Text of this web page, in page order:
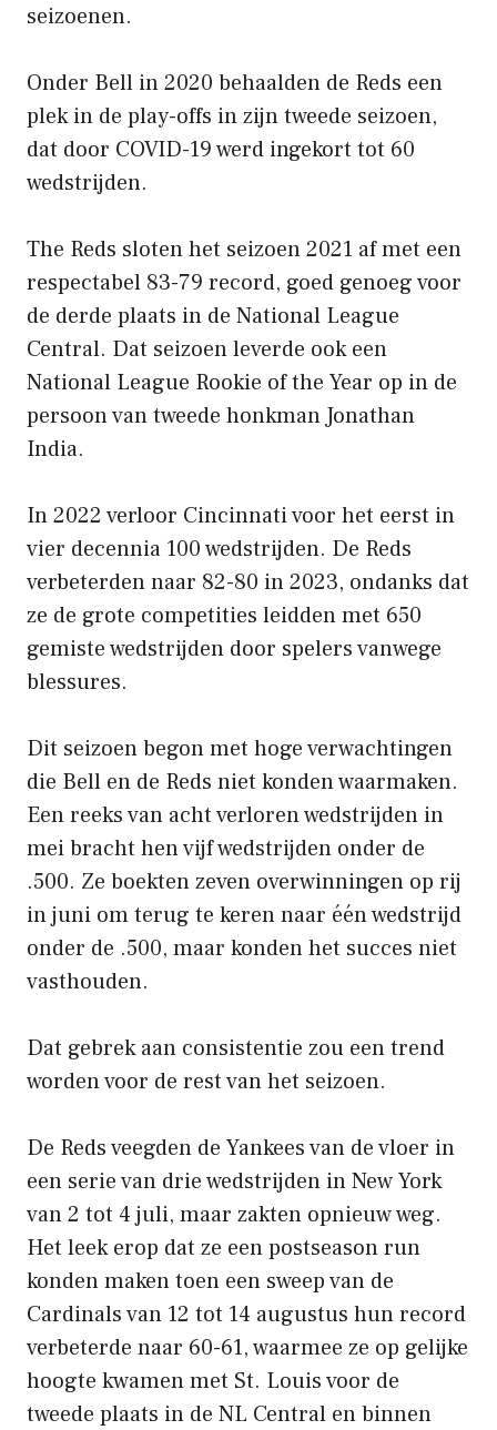
seizoenen.
Onder Bell in 2020 behaalden de Reds een
plek in de play-offs in zijn tweede seizoen,
dat door COVID-19 werd ingekort tot 60
wedstrijden.
The Reds sloten het seizoen 2021 af met een
respectabel 83-79 record, goed genoeg voor
de derde plaats in de National League
Central. Dat seizoen leverde ook een
National League Rookie of the Year op in de
persoon van tweede honkman Jonathan
India.
In 2022 verloor Cincinnati voor het eerst in
vier decennia 100 wedstrijden. De Reds
verbeterden naar 82-80 in 2023, ondanks dat
ze de grote competities leidden met 650
gemiste wedstrijden door spelers vanwege
blessures.
Dit seizoen begon met hoge verwachtingen
die Bell en de Reds niet konden waarmaken.
Een reeks van acht verloren wedstrijden in
mei bracht hen vijf wedstrijden onder de
.500. Ze boekten zeven overwinningen op rij
in juni om terug te keren naar één wedstrijd
onder de .500, maar konden het succes niet
vasthouden.
Dat gebrek aan consistentie zou een trend
worden voor de rest van het seizoen.
De Reds veegden de Yankees van de vloer in
een serie van drie wedstrijden in New York
van 2 tot 4 juli, maar zakten opnieuw weg.
Het leek erop dat ze een postseason run
konden maken toen een sweep van de
Cardinals van 12 tot 14 augustus hun record
verbeterde naar 60-61, waarmee ze op gelijke
hoogte kwamen met St. Louis voor de
tweede plaats in de NL Central en binnen